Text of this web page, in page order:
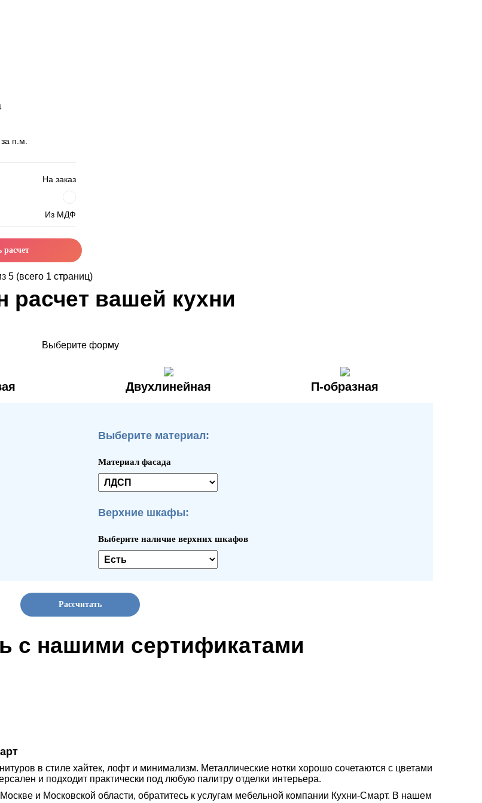
за п.м.
На заказ
Из МДФ
расчет
5 (всего 1 страниц)
расчет вашей кухни
Выберите форму
Двухлинейная П-образная
Выберите материал:
Материал фасада
Верхние шкафы:
Выберите наличие верхних шкафов
Рассчитать
с нашими сертификатами
в стиле хайтек, лофт и минимализм. Металлические нотки хорошо сочетаются с цветами
и подходит практически под любую палитру отделки интерьера.
и Московской области, обратитесь к услугам мебельной компании Кухни-Смарт. В нашем